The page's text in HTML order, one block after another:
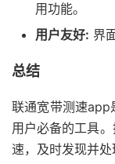
用功能。
用户友好: 界
总结
联通宽带测速app
用户必备的工具
速，及时发现并处